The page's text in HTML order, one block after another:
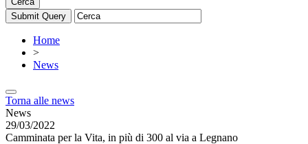
Home
>
News
Torna alle news
News
29/03/2022
Camminata per la Vita, in più di 300 al via a Legnano